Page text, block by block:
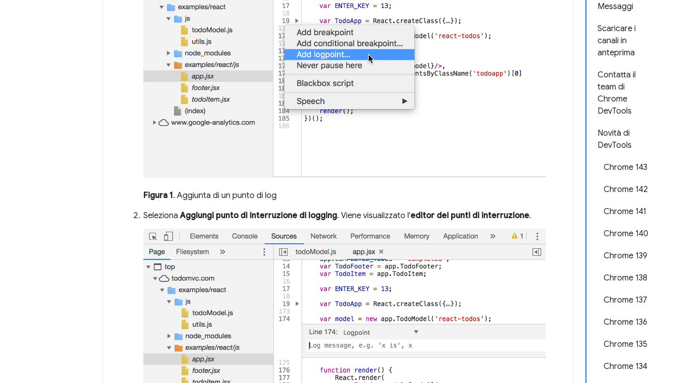
Messaggi
Scaricare i
canali in
anteprima
Contatta il
team di
Chrome
DevTools
Novità di
DevTools
Chrome 143
Chrome 142
Chrome 141
Chrome 140
Chrome 139
Chrome 138
Chrome 137
Chrome 136
Chrome 135
Chrome 134
Figura 1. Aggiunta di un punto di log
SelezionaAggiungi punto di interruzione di logging. Viene visualizzato l'editor dei punti di interruzione.